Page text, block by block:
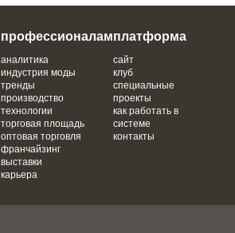
профессионалам
аналитика
индустрия моды
тренды
производство
технологии
торговая площадь
оптовая торговля
франчайзинг
выставки
карьера
платформа
сайт
клуб
специальные
проекты
как работать в
системе
контакты